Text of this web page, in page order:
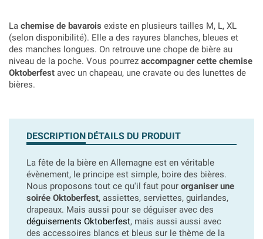
La chemise de bavarois existe en plusieurs tailles M, L, XL
(selon disponibilité). Elle a des rayures blanches, bleues et
des manches longues. On retrouve une chope de bière au
niveau de la poche. Vous pourrez accompagner cette chemise
Oktoberfest avec un chapeau, une cravate ou des lunettes de
bières.
DESCRIPTION DÉTAILS DU PRODUIT
La fête de la bière en Allemagne est en véritable
évènement, le principe est simple, boire des bières.
Nous proposons tout ce qu'il faut pour organiser une
soirée Oktoberfest, assiettes, serviettes, guirlandes,
drapeaux. Mais aussi pour se déguiser avec des
déguisements Oktoberfest, mais aussi aussi avec
des accessoires blancs et bleus sur le thème de la